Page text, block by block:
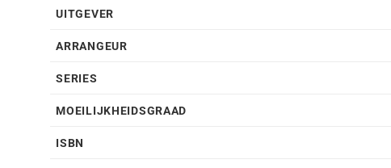
UITGEVER
ARRANGEUR
SERIES
MOEILIJKHEIDSGRAAD
ISBN